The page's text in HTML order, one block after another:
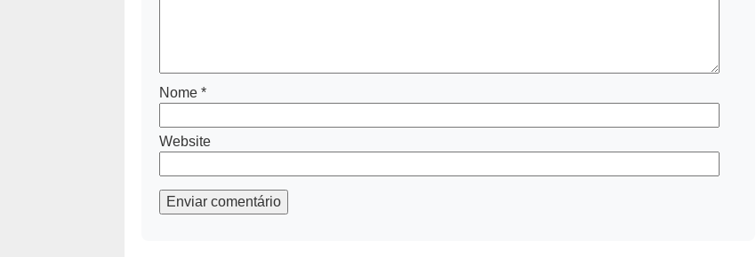
Nome *
Website
Enviar comentário